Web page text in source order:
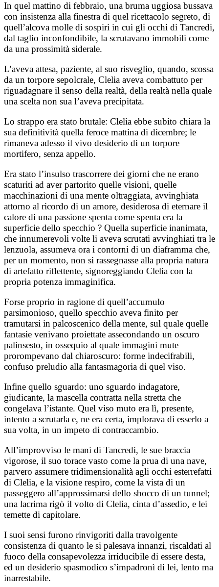
In quel mattino di febbraio, una bruma uggiosa bussava
con insistenza alla finestra di quel ricettacolo segreto, di
quell’alcova molle di sospiri in cui gli occhi di Tancredi,
dal taglio inconfondibile, la scrutavano immobili come
da una prossimità siderale.
L’aveva attesa, paziente, al suo risveglio, quando, scossa
da un torpore sepolcrale, Clelia aveva combattuto per
riguadagnare il senso della realtà, della realtà nella quale
una scelta non sua l’aveva precipitata.
Lo strappo era stato brutale: Clelia ebbe subito chiara la
sua definitività quella feroce mattina di dicembre; le
rimaneva adesso il vivo desiderio di un torpore
mortifero, senza appello.
Era stato l’insulso trascorrere dei giorni che ne erano
scaturiti ad aver partorito quelle visioni, quelle
macchinazioni di una mente oltraggiata, avvinghiata
attorno al ricordo di un amore, desiderosa di eternare il
calore di una passione spenta come spenta era la
superficie dello specchio ? Quella superficie inanimata,
che innumerevoli volte li aveva scrutati avvinghiati tra le
lenzuola, assumeva ora i contorni di un diaframma che,
per un momento, non si rassegnasse alla propria natura
di artefatto riflettente, signoreggiando Clelia con la
propria potenza immaginifica.
Forse proprio in ragione di quell’accumulo
parsimonioso, quello specchio aveva finito per
tramutarsi in palcoscenico della mente, sul quale quelle
fantasie venivano proiettate assecondando un oscuro
palinsesto, in ossequio al quale immagini mute
prorompevano dal chiaroscuro: forme indecifrabili,
confuso preludio alla fantasmagoria di quel viso.
Infine quello sguardo: uno sguardo indagatore,
giudicante, la mascella contratta nella stretta che
congelava l’istante. Quel viso muto era lì, presente,
intento a scrutarla e, ne era certa, implorava di esserlo a
sua volta, in un impeto di contraccambio.
All’improvviso le mani di Tancredi, le sue braccia
vigorose, il suo torace vasto come la prua di una nave,
parvero assumere tridimensionalità agli occhi esterrefatti
di Clelia, e la visione respiro, come la vista di un
passeggero all’approssimarsi dello sbocco di un tunnel;
una lacrima rigò il volto di Clelia, cinta d’assedio, e lei
temette di capitolare.
I suoi sensi furono rinvigoriti dalla travolgente
consistenza di quanto le si palesava innanzi, riscaldati al
fuoco della consapevolezza irriducibile di essere desta,
ed un desiderio spasmodico s’impadronì di lei, lento ma
inarrestabile.